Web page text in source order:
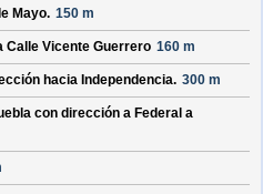
Mayo. 150 m
Calle Vicente Guerrero 160 m
hacia Independencia. 300 m
con dirección a Federal a